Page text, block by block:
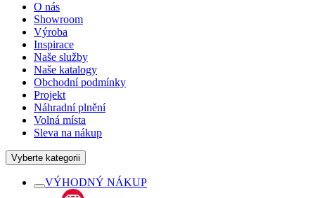
O nás
Showroom
Výroba
Inspirace
Naše služby
Naše katalogy
Obchodní podmínky
Projekt
Náhradní plnění
Volná místa
Sleva na nákup
Vyberte kategorii
VÝHODNÝ NÁKUP